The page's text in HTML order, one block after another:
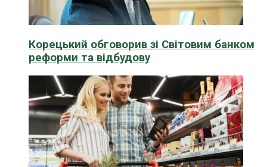
Корецький обговорив зі Світовим банком
реформи та відбудову